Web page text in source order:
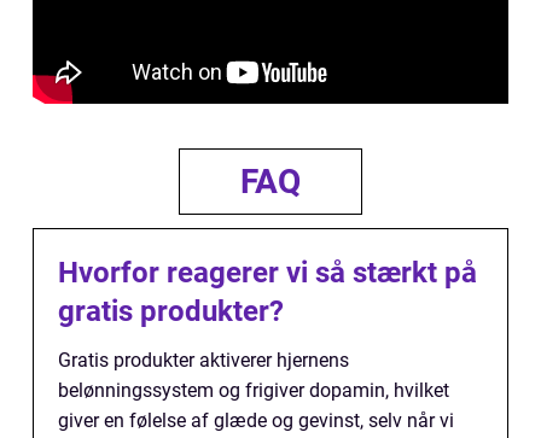
FAQ
Hvorfor reagerer vi så stærkt på
gratis produkter?
Gratis produkter aktiverer hjernens
belønningssystem og frigiver dopamin, hvilket
giver en følelse af glæde og gevinst, selv når vi